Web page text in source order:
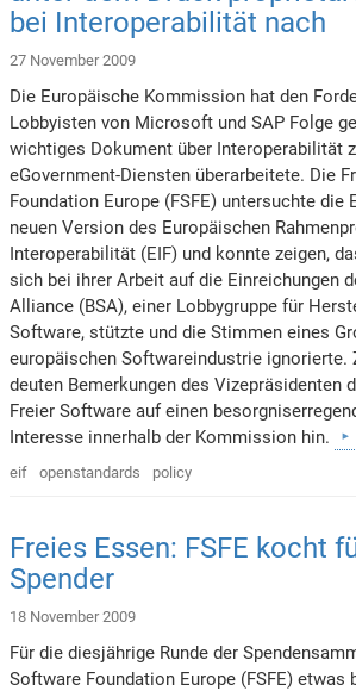
bei Interoperabilität nach
27 November 2009
Die Europäische Kommission hat den
Lobbyisten von Microsoft und SAP Folge
wichtiges Dokument über Interoperabilität
eGovernment-Diensten überarbeitete. Die
Foundation Europe (FSFE) untersuchte die
neuen Version des Europäischen
Interoperabilität (EIF) und konnte zeigen,
sich bei ihrer Arbeit auf die Einreichungen
Alliance (BSA), einer Lobbygruppe für
Software, stützte und die Stimmen eines
europäischen Softwareindustrie ignorierte.
deuten Bemerkungen des Vizepräsidenten
Freier Software auf einen
Interesse innerhalb der Kommission hin.
eif openstandards policy
Freies Essen: FSFE kocht
Spender
18 November 2009
Für die diesjährige Runde der
Software Foundation Europe (FSFE) etwas